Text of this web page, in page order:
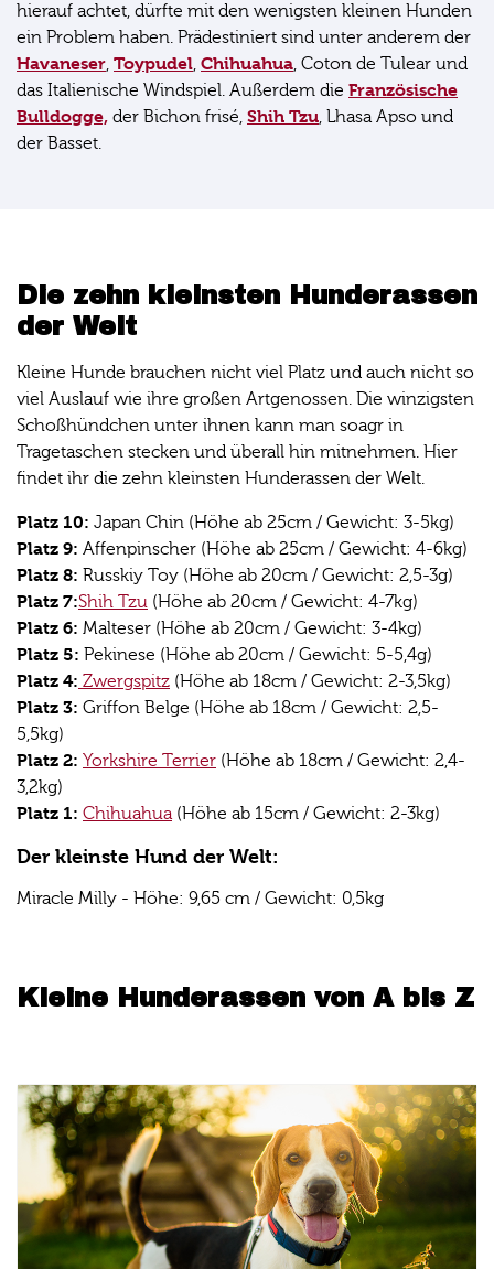
hierauf achtet, dürfte mit den wenigsten kleinen Hunden
ein Problem haben. Prädestiniert sind unter anderem der
Havaneser Toypudel Chihuahua , Coton de Tulear und
das Italienische Windspiel. Außerdem die Französische
Bulldogge, der Bichon frisé, Shih Tzu , Lhasa Apso und
der Basset.
Die zehn kleinsten Hunderassen
der Welt
Kleine Hunde brauchen nicht viel Platz und auch nicht so
viel Auslauf wie ihre großen Artgenossen. Die winzigsten
Schoßhündchen unter ihnen kann man soagr in
Tragetaschen stecken und überall hin mitnehmen. Hier
findet ihr die zehn kleinsten Hunderassen der Welt.
Platz 10: Japan Chin (Höhe ab 25cm / Gewicht: 3-5kg)
Platz 9: Affenpinscher (Höhe ab 25cm / Gewicht: 4-6kg)
Platz 8: Russkiy Toy (Höhe ab 20cm / Gewicht: 2,5-3g)
Platz 7:Shih Tzu (Höhe ab 20cm / Gewicht: 4-7kg)
Platz 6: Malteser (Höhe ab 20cm / Gewicht: 3-4kg)
Platz 5: Pekinese (Höhe ab 20cm / Gewicht: 5-5,4g)
Platz 4: Zwergspitz (Höhe ab 18cm / Gewicht: 2-3,5kg)
Platz 3: Griffon Belge (Höhe ab 18cm / Gewicht: 2,5-
5,5kg)
Platz 2: Yorkshire Terrier (Höhe ab 18cm / Gewicht: 2,4-
3,2kg)
Platz 1: Chihuahua (Höhe ab 15cm / Gewicht: 2-3kg)
Der kleinste Hund der Welt:
Miracle Milly - Höhe: 9,65 cm / Gewicht: 0,5kg
Kleine Hunderassen von A bis Z